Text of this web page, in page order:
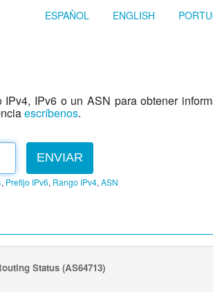
ESPAÑOL ENGLISH
IPv6 o un ASN para obtener
escríbenos.
ENVIAR
, Prefijo IPv6, Rango IPv4, ASN
Status(AS64713)